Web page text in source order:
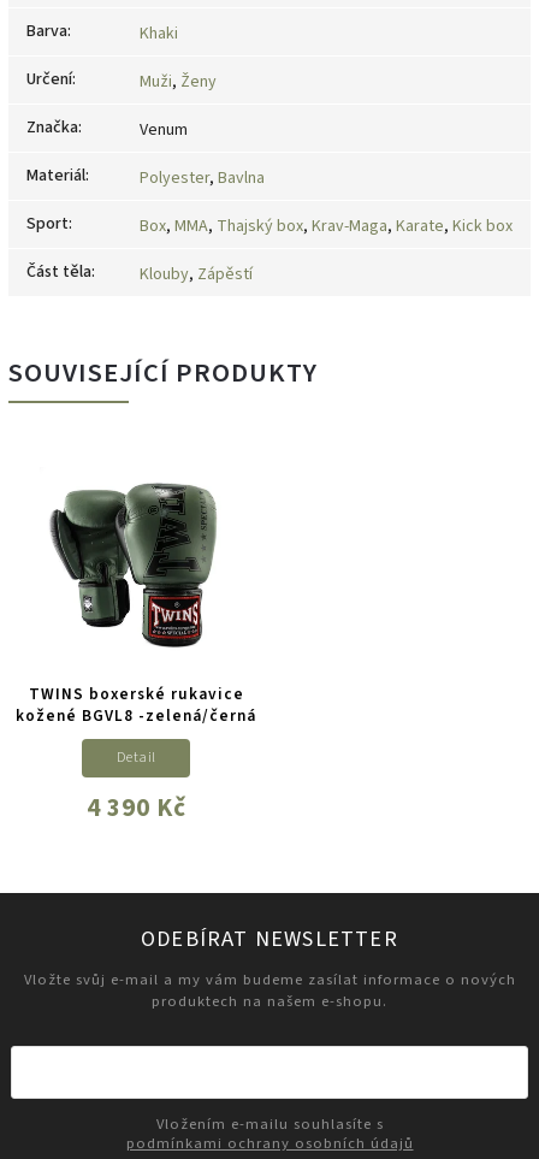
Barva:
Khaki
Určení: Muži, Ženy
Značka:
Venum
Materiál: Polyester, Bavlna
Sport: Box, MMA, Thajský box, Krav-Maga, Karate, Kick box
Část těla: Klouby, Zápěstí
SOUVISEJÍCÍ PRODUKTY
TWINS boxerské rukavice
kožené BGVL8 -zelená/černá
4 390 Kč
Detail
ODEBÍRAT NEWSLETTER
Vložte svůj e-mail a my vám budeme zasílat informace o nových
produktech na našem e-shopu.
podmínkami ochrany osobních údajů